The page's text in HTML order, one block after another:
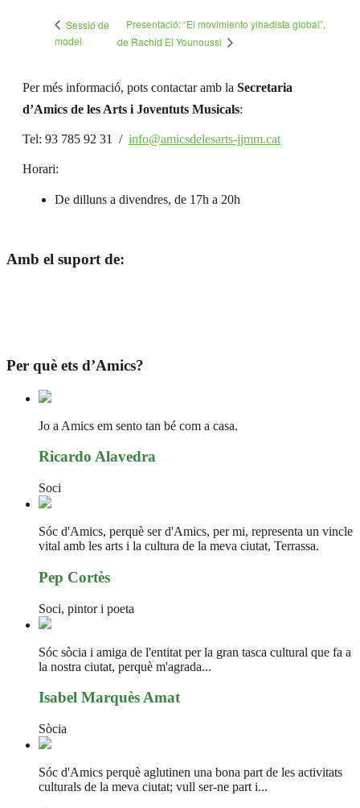
Sessió de
model
Presentació: “El movimiento yihadista global”,
de Rachid El Younoussi
Per més informació, pots contactar amb la Secretaria
d’Amics de les Arts i Joventuts Musicals:
Tel: 93 785 92 31 / info@amicsdelesarts-jjmm.cat
Horari:
De dilluns a divendres, de 17h a 20h
Amb el suport de:
Per què ets d’Amics?
Jo a Amics em sento tan bé com a casa.
Ricardo Alavedra
Soci
Sóc d'Amics, perquè ser d'Amics, per mi, representa un vincle
vital amb les arts i la cultura de la meva ciutat, Terrassa.
Pep Cortès
Soci, pintor i poeta
Sóc sòcia i amiga de l'entitat per la gran tasca cultural que fa a
la nostra ciutat, perquè m'agrada...
Isabel Marquès Amat
Sòcia
Sóc d'Amics perquè aglutinen una bona part de les activitats
culturals de la meva ciutat; vull ser-ne part i...